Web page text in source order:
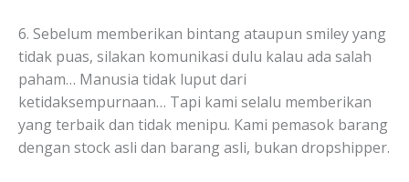
6. Sebelum memberikan bintang ataupun smiley yang
tidak puas, silakan komunikasi dulu kalau ada salah
paham… Manusia tidak luput dari
ketidaksempurnaan… Tapi kami selalu memberikan
yang terbaik dan tidak menipu. Kami pemasok barang
dengan stock asli dan barang asli, bukan dropshipper.